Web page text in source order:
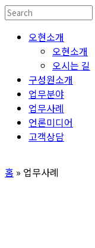
Skip
main
Search
Menu 오현소개
오현소개
오시는 길
구성원소개
업무분야
업무사례
언론미디어
고객상담
홈 » 업무사례